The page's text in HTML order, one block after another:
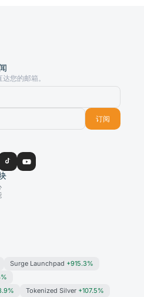
您的邮箱。
订阅
Surge Launchpad +915.3%
Tokenized Silver +107.5%